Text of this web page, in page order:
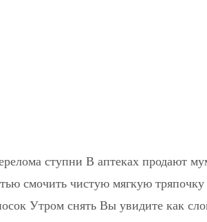
ступни В аптеках продают
смочить чистую мягкую
Утром снять Вы увидите как